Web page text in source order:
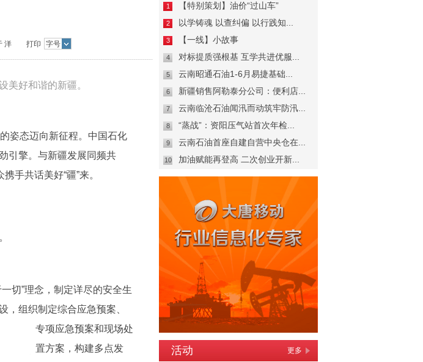
于 洋 打印 字号
美好和谐的新疆。
姿态迈向新征程。中国石化
引擎。与新疆发展同频共
手共话美好“疆”来。
切”理念，制定详尽的安全生
，组织制定综合应急预案、
专项应急预案和现场处
置方案，构建多点发
1 【特别策划】油价“过山车”
2 以学铸魂 以查纠偏 以行践知...
3 【一线】小故事
4 对标提质强根基 互学共进优服...
5 云南昭通石油1-6月易捷基础...
6 新疆销售阿勒泰分公司：便利店...
7 云南临沧石油闻汛而动筑牢防汛...
8 “蒸战”：资阳压气站首次年检...
9 云南石油首座自建自营中央仓在...
10 加油赋能再登高 二次创业开新...
活动 更多